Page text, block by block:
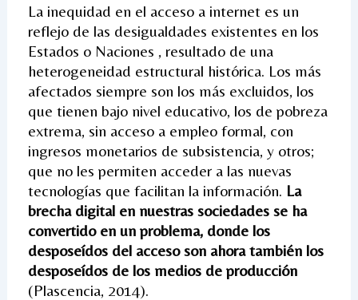
La inequidad en el acceso a internet es un
reflejo de las desigualdades existentes en los
Estados o Naciones , resultado de una
heterogeneidad estructural histórica. Los más
afectados siempre son los más excluidos, los
que tienen bajo nivel educativo, los de pobreza
extrema, sin acceso a empleo formal, con
ingresos monetarios de subsistencia, y otros;
que no les permiten acceder a las nuevas
tecnologías que facilitan la información. La
brecha digital en nuestras sociedades se ha
convertido en un problema, donde los
desposeídos del acceso son ahora también los
desposeídos de los medios de producción
(Plascencia, 2014).